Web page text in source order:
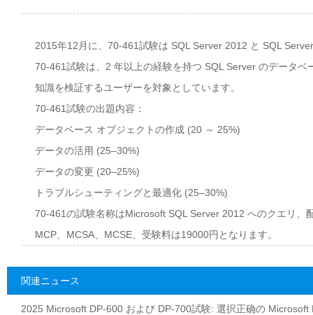
2015年12月に、70-461試験は SQL Server 2012 と SQL
70-461試験は、2 年以上の経験を持つ SQL Server のデータ
知識を検証するユーザーを対象としています。
70-461試験の出題内容：
データベース オブジェクトの作成 (20 ～ 25%)
データの活用 (25–30%)
データの変更 (20–25%)
トラブルシューティングと最適化 (25–30%)
70-461の試験名称はMicrosoft SQL Server 2012 へのクエリ
MCP、MCSA、MCSE、受験料は19000円となります。
関連ニュース
2025 Microsoft DP-600 および DP-700試験: 選択正确の Microsoft